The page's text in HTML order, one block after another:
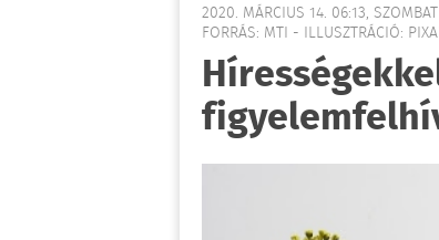
2020. MÁRCIUS 14. 06:13,
FORRÁS: MTI - ILLUSZTRÁCIÓ: